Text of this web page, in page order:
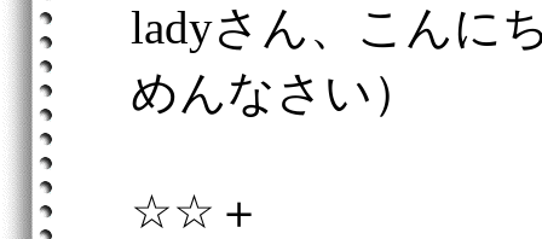
ladyさん、こんに
めんなさい）
☆☆＋